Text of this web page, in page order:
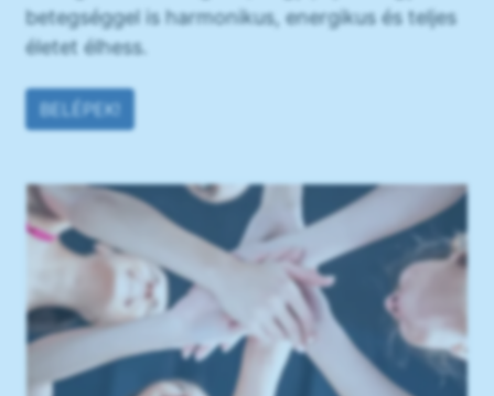
betegséggel is harmonikus, energikus és teljes
életet élhess.
BELÉPEK!